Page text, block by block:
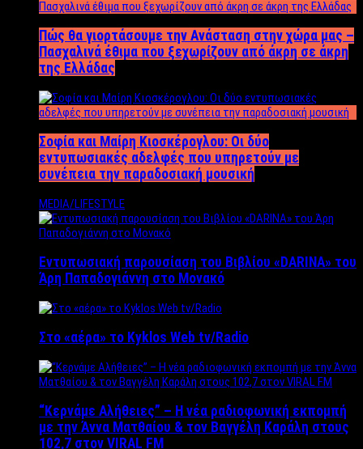
Πώς θα γιορτάσουμε την Ανάσταση στην χώρα μας –
Πασχαλινά έθιμα που ξεχωρίζουν από άκρη σε άκρη
της Ελλάδας
Σοφία και Μαίρη Κιοσκέρογλου: Οι δύο
εντυπωσιακές αδελφές που υπηρετούν με
συνέπεια την παραδοσιακή μουσική
MEDIA/LIFESTYLE
Εντυπωσιακή παρουσίαση του Βιβλίου «DARINA» του
Άρη Παπαδογιάννη στο Μονακό
Στο «αέρα» το Kyklos Web tv/Radio
“Kερνάμε Αλήθειες” – Η νέα ραδιοφωνική εκπομπή
με την Άννα Ματθαίου & τον Βαγγέλη Καράλη στους
102,7 στον VIRAL FM